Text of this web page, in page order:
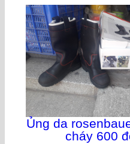
Ủng da
cháy 600